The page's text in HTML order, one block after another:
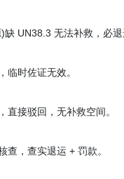
UN38.3 无法补救，必退
时佐证无效。
接驳回，无补救空间。
，查实退运 + 罚款。